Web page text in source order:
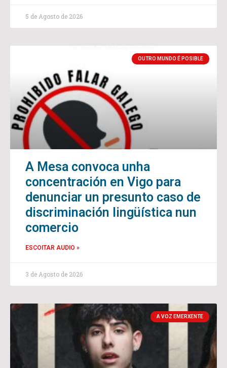
5 de Agosto de 2026
OUTRO MUNDO É POSIBLE
A Mesa convoca unha
concentración en Vigo para
denunciar un presunto caso de
discriminación lingüística nun
comercio
ESCOITAR AUDIO »
3 de Agosto de 2026
A VOZ EMERXENTE